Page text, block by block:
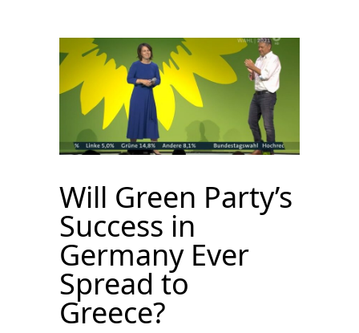
Will Green Party’s
Success in
Germany Ever
Spread to
Greece?